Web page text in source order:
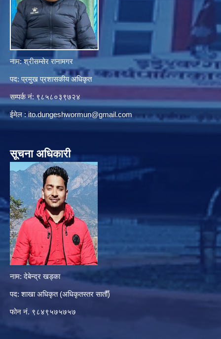
नाम: श्रीसम्सेर रानामगर
पद: प्रमुख प्रशासकीय अधिकृत
सम्पर्क नं: ९८५८०३९७२४
ईमेल :ito.dungeshwormun@gmail.com
सूचना अधिकारी
नाम: देबेन्द्र खड्का
पद: शाखा अधिकृत (अधिकृतस्तर सातौँ)
फोन नं. ९८४९५७५७५७